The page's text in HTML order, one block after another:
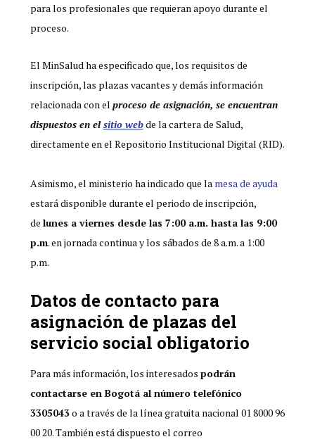
para los profesionales que requieran apoyo durante el
proceso.
El MinSalud ha especificado que, los requisitos de
inscripción, las plazas vacantes y demás información
relacionada con el proceso de asignación, se encuentran
dispuestos en elsitio webde la cartera de Salud,
directamente en el Repositorio Institucional Digital (RID).
Asimismo, el ministerio ha indicado que la mesa de ayuda
estará disponible durante el periodo de inscripción,
de lunes a viernes desde las 7:00 a.m. hasta las 9:00
p.m. en jornada continua y los sábados de 8 a.m. a 1:00
p.m.
Datos de contacto para
asignación de plazas del
servicio social obligatorio
Para más información, los interesados podrán
contactarse en Bogotá al número telefónico
3305043o a través de la línea gratuita nacional 01 8000 96
00 20. También está dispuesto el correo